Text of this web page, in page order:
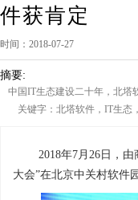
件获肯定
时间：2018-07-27
摘要:
中国IT生态建设二十年，北塔
关键字：北塔软件，IT生态
2018年7月26日，
大会”在北京中关村软件